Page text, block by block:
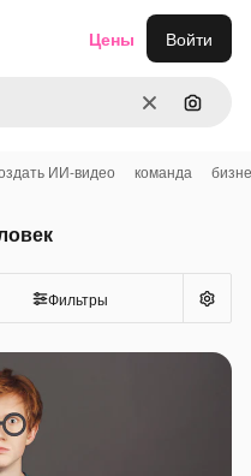
ОчиститьПоиск
Цены Войти
ИИ-видео команда
Фильтры